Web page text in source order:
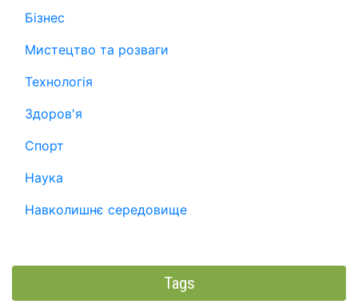
Бізнес
Мистецтво та розваги
Технологія
Здоров'я
Спорт
Наука
Навколишнє середовище
Tags